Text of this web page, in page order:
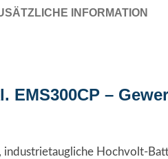
INFORMATION
EMS300CP –
industrietaugliche Hochvolt-